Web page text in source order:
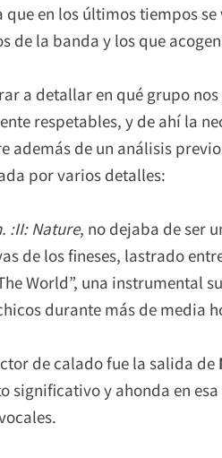
que en los últimos tiempos
de la banda y los que
a detallar en qué grupo
respetables, y de ahí la
además de un análisis
por varios detalles:
:II: Nature, no dejaba de ser
de los fineses, lastrado
World”, una instrumental
durante más de media
de calado fue la salida de
significativo y ahonda en